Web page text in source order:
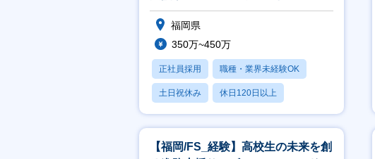
(法人営業)／未経験歓迎／高卒就
福岡県
350万~450万
正社員採用 職種・業界未経験OK
土日祝休み 休日120日以上
産休・育休あり
【福岡/FS_経験】高校生の未来を創